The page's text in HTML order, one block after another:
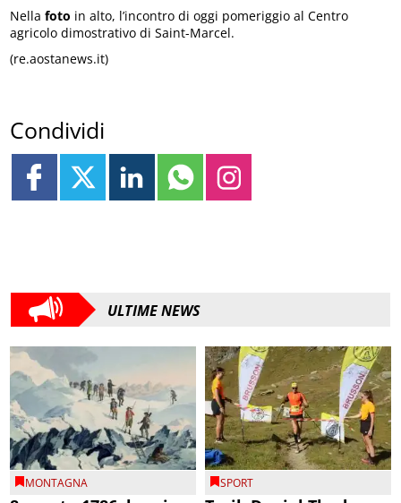
Nella foto in alto, l’incontro di oggi pomeriggio al Centro
agricolo dimostrativo di Saint-Marcel.
(re.aostanews.it)
Condividi
ULTIME NEWS
MONTAGNA SPORT